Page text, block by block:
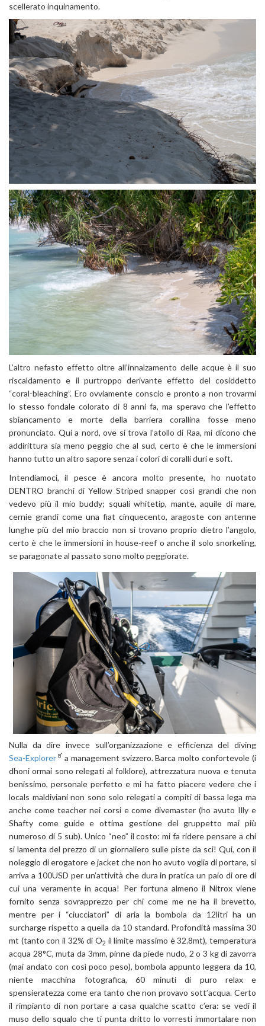
scellerato inquinamento.
L’altro nefasto effetto oltre all’innalzamento delle acque è il suo
riscaldamento e il purtroppo derivante effetto del cosiddetto
“coral-bleaching”. Ero ovviamente conscio e pronto a non trovarmi
lo stesso fondale colorato di 8 anni fa, ma speravo che l’effetto
sbiancamento e morte della barriera corallina fosse meno
pronunciato. Qui a nord, ove si trova l’atollo di Raa, mi dicono che
addirittura sia meno peggio che al sud, certo è che le immersioni
hanno tutto un altro sapore senza i colori di coralli duri e soft.
Intendiamoci, il pesce è ancora molto presente, ho nuotato
DENTRO branchi di Yellow Striped snapper così grandi che non
vedevo più il mio buddy; squali whitetip, mante, aquile di mare,
cernie grandi come una fiat cinquecento, aragoste con antenne
lunghe più del mio braccio non si trovano proprio dietro l’angolo,
certo è che le immersioni in house-reef o anche il solo snorkeling,
se paragonate al passato sono molto peggiorate.
Nulla da dire invece sull’organizzazione e efficienza del diving
Sea-Explorer
a management svizzero. Barca molto confortevole (i
dhoni ormai sono relegati al folklore), attrezzatura nuova e tenuta
benissimo, personale perfetto e mi ha fatto piacere vedere che i
locals maldiviani non sono solo relegati a compiti di bassa lega ma
anche come teacher nei corsi e come divemaster (ho avuto Illy e
Shafty come guide e ottima gestione del gruppetto mai più
numeroso di 5 sub). Unico “neo” il costo: mi fa ridere pensare a chi
si lamenta del prezzo di un giornaliero sulle piste da sci! Qui, con il
noleggio di erogatore e jacket che non ho avuto voglia di portare, si
arriva a 100USD per un’attività che dura in pratica un paio di ore di
cui una veramente in acqua! Per fortuna almeno il Nitrox viene
fornito senza sovrapprezzo per chi come me ne ha il brevetto,
mentre per i “ciucciatori” di aria la bombola da 12litri ha un
surcharge rispetto a quella da 10 standard. Profondità massima 30
mt (tanto con il 32% di O2 il limite massimo è 32.8mt), temperatura
acqua 28°C, muta da 3mm, pinne da piede nudo, 2 o 3 kg di zavorra
(mai andato con così poco peso), bombola appunto leggera da 10,
niente macchina fotografica, 60 minuti di puro relax e
spensieratezza come era tanto che non provavo sott’acqua. Certo
il rimpianto di non portare a casa qualche scatto c’era: se vedi il
muso dello squalo che ti punta dritto lo vorresti immortalare non